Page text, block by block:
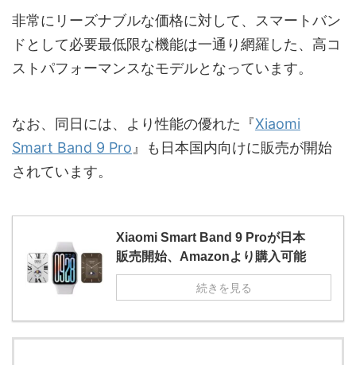
非常にリーズナブルな価格に対して、スマートバン
ドとして必要最低限な機能は一通り網羅した、高コ
ストパフォーマンスなモデルとなっています。
なお、同日には、より性能の優れた『Xiaomi
Smart Band 9 Pro』も日本国内向けに販売が開始
されています。
Xiaomi Smart Band 9 Proが日本
販売開始、Amazonより購入可能
続きを見る